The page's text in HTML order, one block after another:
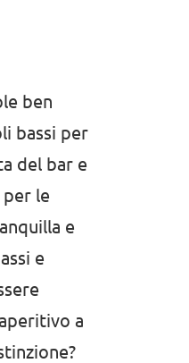
ben
bassi per
del bar e
le
e
e
a